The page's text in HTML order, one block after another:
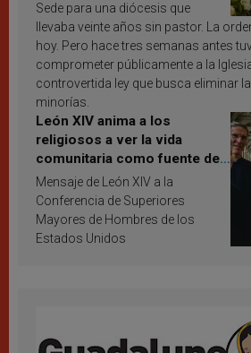
Sede para una diócesis que
llevaba veinte años sin pastor. La
hoy. Pero hace tres semanas antes
comprometer públicamente a la
controvertida ley que busca eliminar
minorías.
León XIV anima a los
religiosos a ver la vida
comunitaria como fuente de
inspiración y santificación
Mensaje de León XIV a la
Conferencia de Superiores
Mayores de Hombres de los
Estados Unidos